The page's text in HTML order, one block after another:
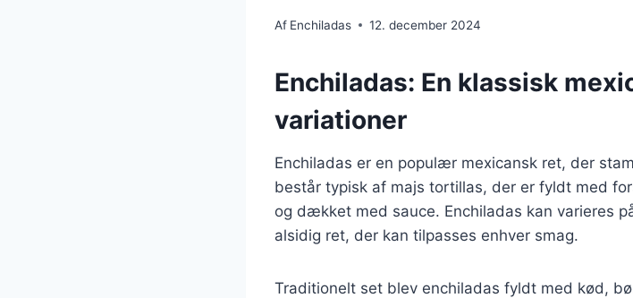
Af Enchiladas 12. december 2024
Enchiladas: En klassisk
variationer
Enchiladas er en populær mexicansk ret, der
består typisk af majs tortillas, der er fyldt med
og dækket med sauce. Enchiladas kan varieres
alsidig ret, der kan tilpasses enhver smag.
Traditionelt set blev enchiladas fyldt med kød,